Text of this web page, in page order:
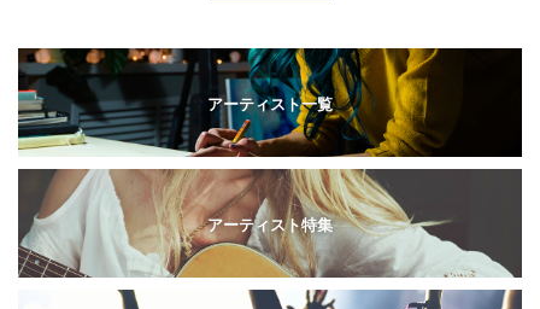
アーティスト一覧
アーティスト特集